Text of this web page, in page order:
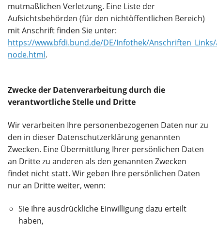
mutmaßlichen Verletzung. Eine Liste der
Aufsichtsbehörden (für den nichtöffentlichen Bereich)
mit Anschrift finden Sie unter:
https://www.bfdi.bund.de/DE/Infothek/
node.html.
Zwecke der Datenverarbeitung durch die
verantwortliche Stelle und Dritte
Wir verarbeiten Ihre personenbezogenen Daten nur zu
den in dieser Datenschutzerklärung genannten
Zwecken. Eine Übermittlung Ihrer persönlichen Daten
an Dritte zu anderen als den genannten Zwecken
findet nicht statt. Wir geben Ihre persönlichen Daten
nur an Dritte weiter, wenn:
Sie Ihre ausdrückliche Einwilligung dazu erteilt
haben,